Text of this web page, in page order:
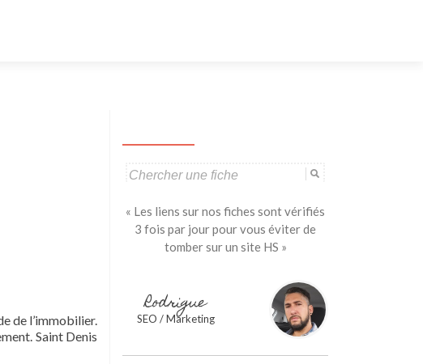
de l’immobilier.
Saint Denis
Search
« Les liens sur nos fiches sont vérifiés
3 fois par jour pour vous éviter de
tomber sur un site HS »
Rodrigue
SEO / Marketing